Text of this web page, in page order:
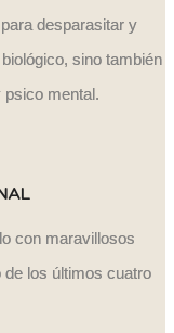
desparasitar y
sino también
psico mental.
con maravillosos
los últimos cuatro